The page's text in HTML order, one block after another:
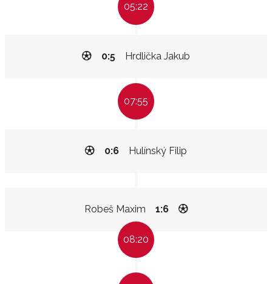
05:22
Hrdlička Jakub
0:5
07:55
Hulínský Filip
0:6
Robeš Maxim 1:6
08:20